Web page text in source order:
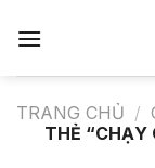
qua
TRANG CHỦ /
THẺ “CHẠY